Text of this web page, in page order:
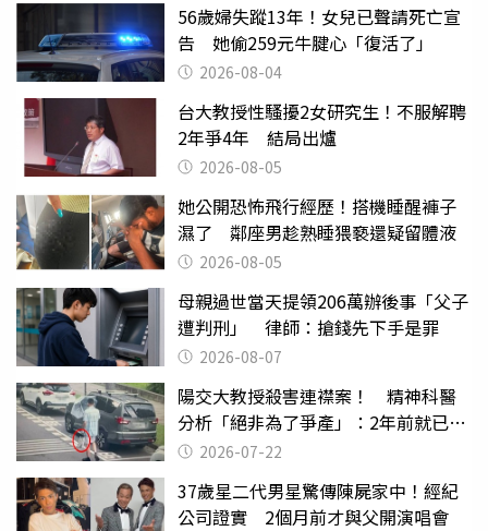
56歲婦失蹤13年！女兒已聲請死亡宣
告 她偷259元牛腱心「復活了」
2026-08-04
台大教授性騷擾2女研究生！不服解聘
2年爭4年 結局出爐
2026-08-05
她公開恐怖飛行經歷！搭機睡醒褲子
濕了 鄰座男趁熟睡猥褻還疑留體液
2026-08-05
母親過世當天提領206萬辦後事「父子
遭判刑」 律師：搶錢先下手是罪
2026-08-07
陽交大教授殺害連襟案！ 精神科醫
分析「絕非為了爭產」：2年前就已言
行詭異
2026-07-22
37歲星二代男星驚傳陳屍家中！經紀
公司證實 2個月前才與父開演唱會